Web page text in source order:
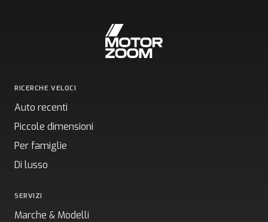
RICERCHE VELOCI
Auto recenti
Piccole dimensioni
Per famiglie
Di lusso
SERVIZI
Marche & Modelli